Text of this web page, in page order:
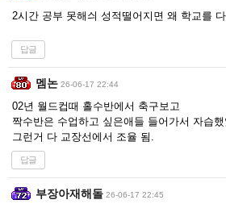
2시간 공부 못해싀 성적떨어지면 왜 학교를
답글
멤논 26-06-17 22:44
02년 월드컵때 홀수반에서 축구보고
짝수반은 수업하고 싶은애들 들어가서 자습했
그런거 다 교장선에서 조율 됨.
답글
부장아재해돌 26-06-17 22:45